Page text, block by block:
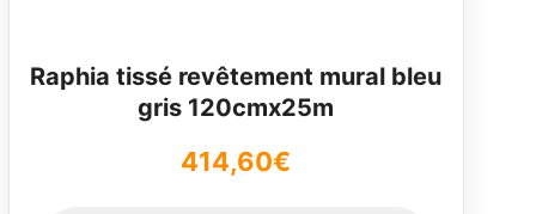
Raphia tissé revêtement mural bleu
gris 120cmx25m
414,60€